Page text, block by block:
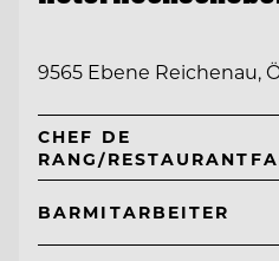
9565 Ebene Reichenau,
CHEF DE
RANG/
BARMITARBEITER